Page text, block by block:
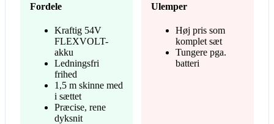
Fordele
Kraftig 54V
FLEXVOLT-
akku
Ledningsfri
frihed
1,5 m skinne med
i sættet
Præcise, rene
dyksnit
Ulemper
Høj pris som
komplet sæt
Tungere pga.
batteri